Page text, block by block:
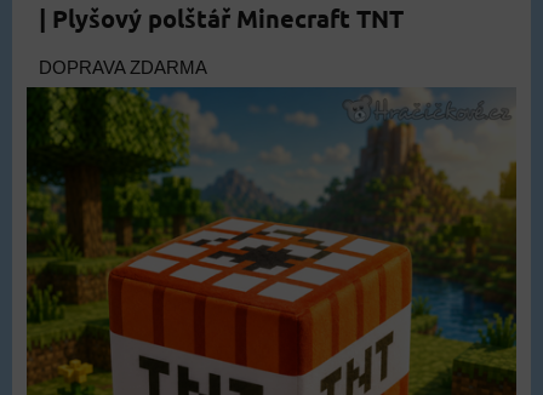
| Plyšový polštář Minecraft TNT
DOPRAVA ZDARMA